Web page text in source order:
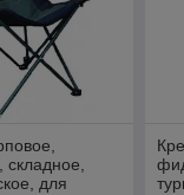
для